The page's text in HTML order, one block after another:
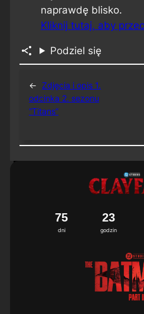
naprawdę blisko.
Kliknij tutaj, aby
Podziel się
← Zdjęcia i opis 1.
odcinka 2. sezonu
“Titans”
dni
75
godzin
23